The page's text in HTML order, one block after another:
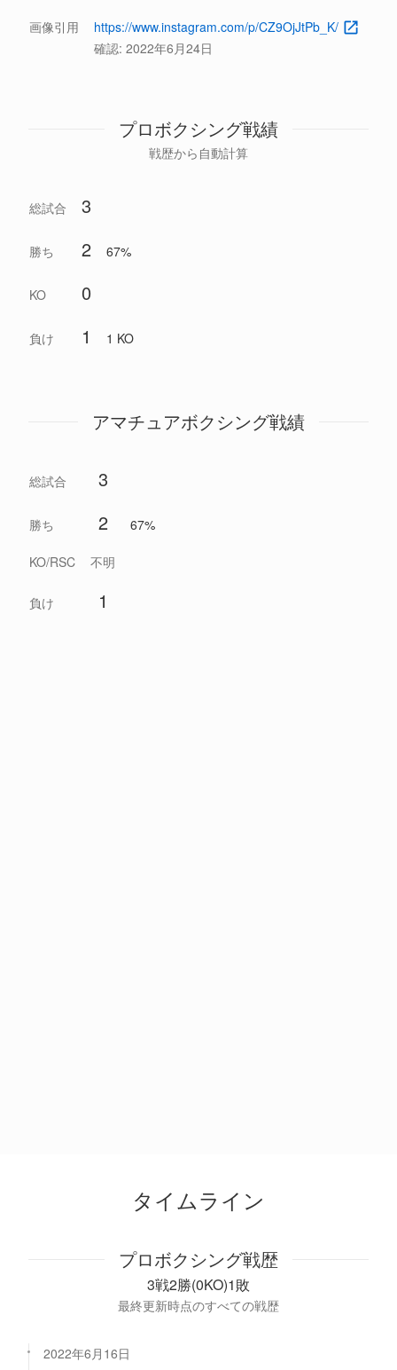
画像引用
https://www.instagram.com/p/CZ9OjJtPb_K/
確認: 2022年6月24日
プロボクシング戦績
戦歴から自動計算
総試合 3
勝ち 2 67%
KO 0
負け 1 1 KO
アマチュアボクシング戦績
総試合 3
勝ち 2 67%
KO/RSC 不明
負け 1
タイムライン
プロボクシング戦歴
3戦2勝(0KO)1敗
最終更新時点のすべての戦歴
2022年6月16日